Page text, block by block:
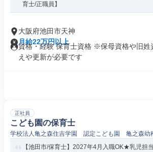
育士/正職員】
大阪府池田市天神
月給22万円以上
資格・経験 保育士資格 ※保母資格や旧姓
えや更新が必要です
正社員
こども園の保育士
学校法人亀之森住吉学園 認定こども園 亀之森幼
【池田市/保育士】2027年4月入職OK★乳児